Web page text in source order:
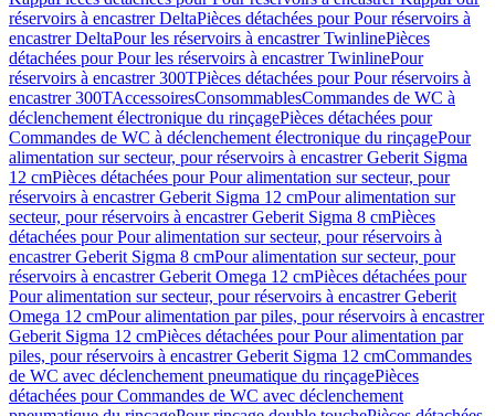
réservoirs à encastrer DeltaPièces détachées pour Pour réservoirs à
encastrer DeltaPour les réservoirs à encastrer TwinlinePièces
détachées pour Pour les réservoirs à encastrer TwinlinePour
réservoirs à encastrer 300TPièces détachées pour Pour réservoirs à
encastrer 300TAccessoiresConsommablesCommandes de WC à
déclenchement électronique du rinçagePièces détachées pour
Commandes de WC à déclenchement électronique du rinçagePour
alimentation sur secteur, pour réservoirs à encastrer Geberit Sigma
12 cmPièces détachées pour Pour alimentation sur secteur, pour
réservoirs à encastrer Geberit Sigma 12 cmPour alimentation sur
secteur, pour réservoirs à encastrer Geberit Sigma 8 cmPièces
détachées pour Pour alimentation sur secteur, pour réservoirs à
encastrer Geberit Sigma 8 cmPour alimentation sur secteur, pour
réservoirs à encastrer Geberit Omega 12 cmPièces détachées pour
Pour alimentation sur secteur, pour réservoirs à encastrer Geberit
Omega 12 cmPour alimentation par piles, pour réservoirs à encastrer
Geberit Sigma 12 cmPièces détachées pour Pour alimentation par
piles, pour réservoirs à encastrer Geberit Sigma 12 cmCommandes
de WC avec déclenchement pneumatique du rinçagePièces
détachées pour Commandes de WC avec déclenchement